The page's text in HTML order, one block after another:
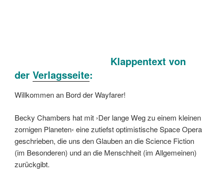
Klappentext von
der Verlagsseite:
Willkommen an Bord der Wayfarer!
Becky Chambers hat mit ›Der lange Weg zu einem kleinen
zornigen Planeten‹ eine zutiefst optimistische Space Opera
geschrieben, die uns den Glauben an die Science Fiction
(im Besonderen) und an die Menschheit (im Allgemeinen)
zurückgibt.